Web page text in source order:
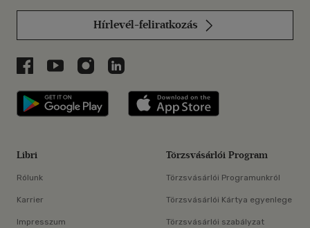
Hírlevél-feliratkozás
Libri a Facebookon
Libri a Youtube-on
Libri az Instagramon
Libri a LinkedInen
Libri applikáció Szerezd meg: Google
Libri
Rólunk
Karrier
Impresszum
Törzsvásárlói Program
Törzsvásárlói Programunkról
Törzsvásárlói Kártya egyenlege
Törzsvásárlói szabályzat